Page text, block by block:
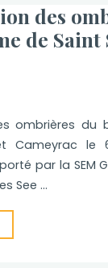
à
en-
des
de Saint
ombrières du
Cameyrac le
par la SEM
See …